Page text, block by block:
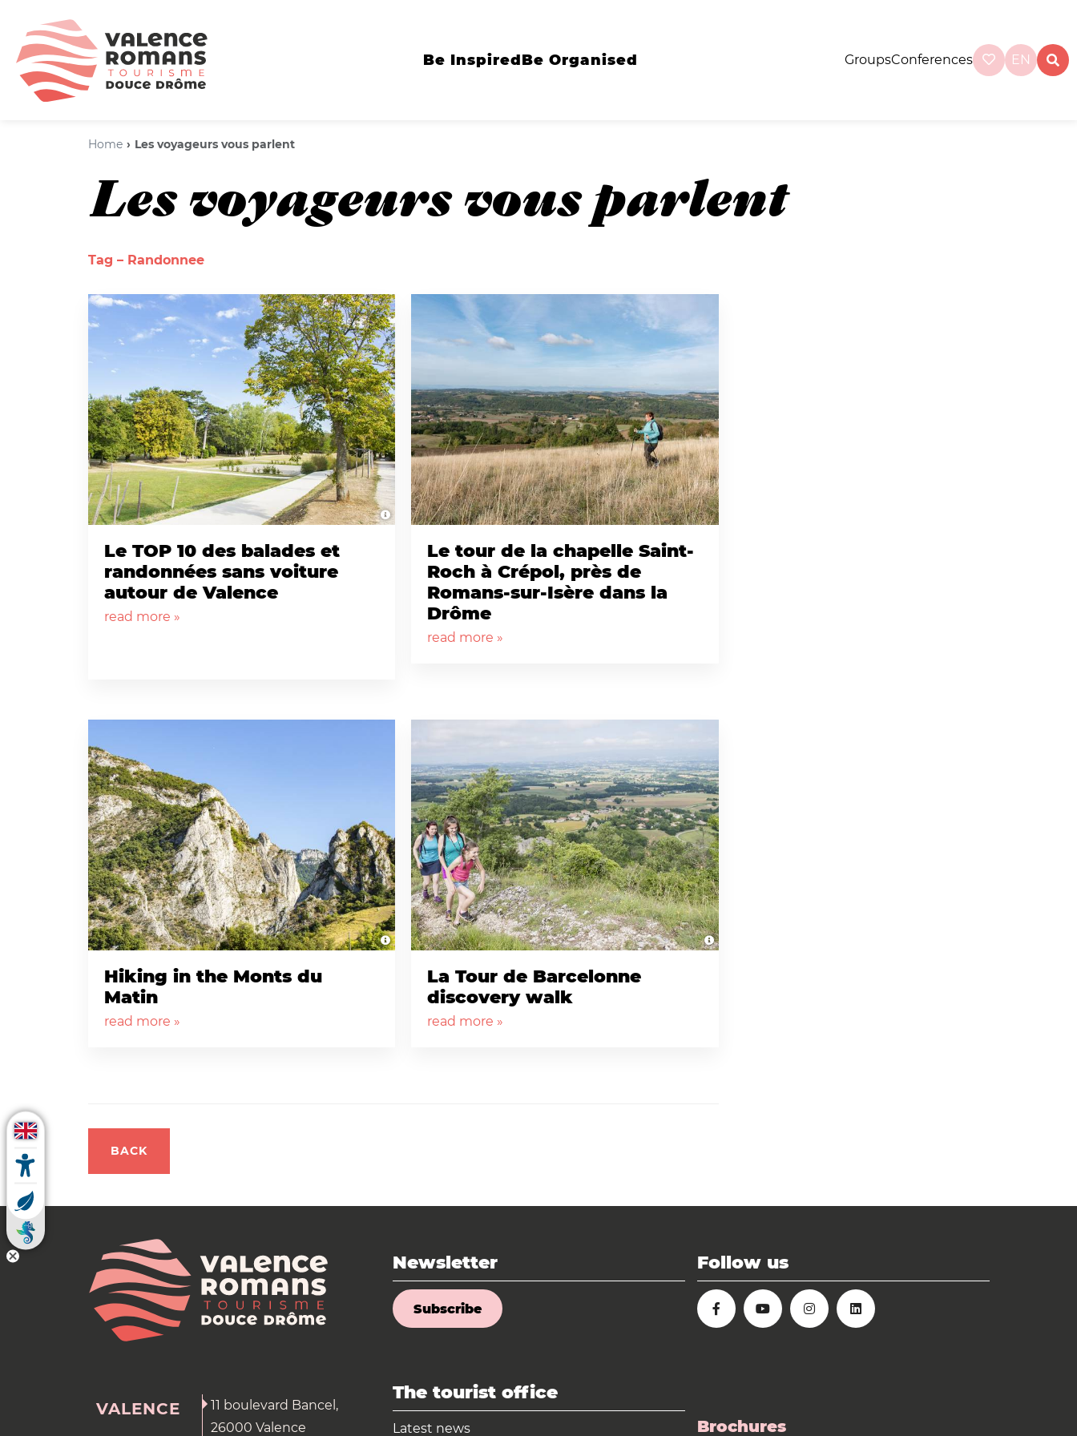
Be InspiredBe Organised GroupsConferences EN
Home Les voyageurs vous parlent
Les voyageurs vous parlent
Tag – Randonnee
Le TOP 10 des balades et
randonnées sans voiture
autour de Valence
read more »
Le tour de la chapelle Saint-
Roch à Crépol, près de
Romans-sur-Isère dans la
Drôme
read more »
Hiking in the Monts du
Matin
read more »
La Tour de Barcelonne
discovery walk
read more »
BACK
Newsletter
Subscribe
Follow us
VALENCE
11 boulevard Bancel,
26000 Valence
The tourist office
Latest news Brochures